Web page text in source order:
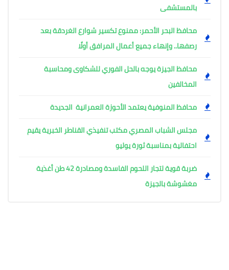
بالمستشفى
محافظ البحر الأحمر: ممنوع تكسير شوارع الغردقة بعد
رصفها.. وإنهاء جميع أعمال المرافق أولًا
محافظ الجيزة يوجه بالحل الفوري للشكاوى ومحاسبة
المخالفين
محافظ المنوفية يعتمد الأحوزة العمرانية الجديدة
مجلس الشباب المصري مكتب تنفيذي القناطر الخبرية يقيم
احتفالية بمناسبة ثورة يوليو
ضربة قوية لتجار اللحوم الفاسدة ومصادرة 42 طن أغذية
مغشوشة بالجيزة